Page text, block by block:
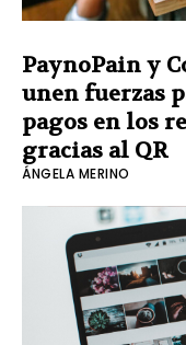
PaynoPain y
unen fuerzas
pagos en los
gracias al QR
ÁNGELA MERINO